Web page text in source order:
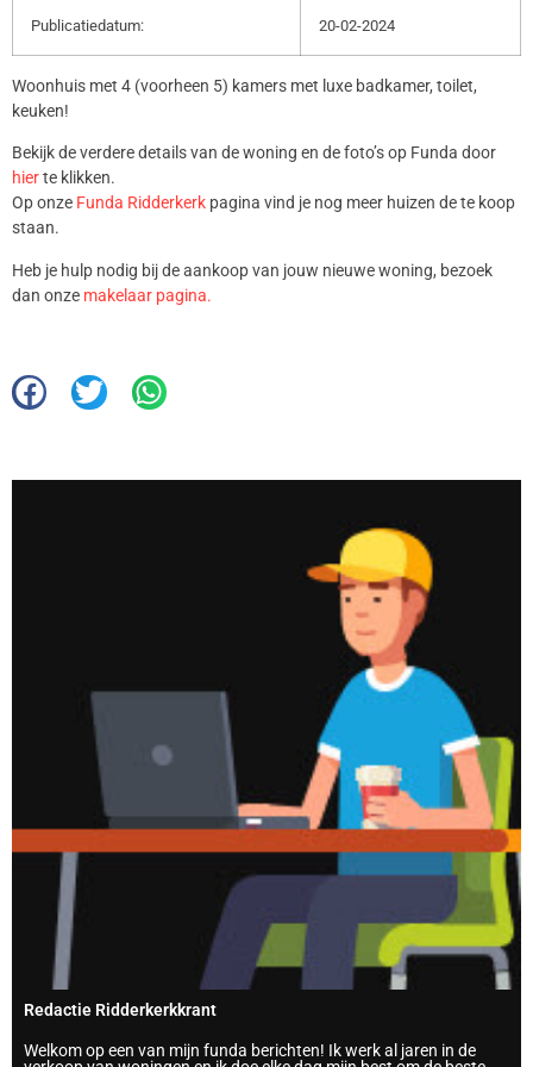
Publicatiedatum: 20-02-2024
Woonhuis met 4 (voorheen 5) kamers met luxe badkamer, toilet,
keuken!
Bekijk de verdere details van de woning en de foto’s op Funda door
hierte klikken.
Op onze Funda Ridderkerk pagina vind je nog meer huizen de te koop
staan.
Heb je hulp nodig bij de aankoop van jouw nieuwe woning, bezoek
dan onze makelaar pagina.
Redactie Ridderkerkkrant
Welkom op een van mijn funda berichten! Ik werk al jaren in de